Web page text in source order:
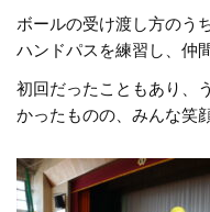
ボールの受け渡し方のう
ハンドパスを練習し、仲
初回だったこともあり、
かったものの、みんな笑